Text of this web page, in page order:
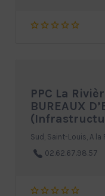
PPC La
BUREAUX
Sud, Saint-Louis, A la
02.62.67.98.57